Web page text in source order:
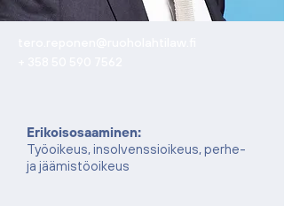
Erikoisosaaminen:
Työoikeus, insolvenssioikeus, perhe-
ja jäämistöoikeus